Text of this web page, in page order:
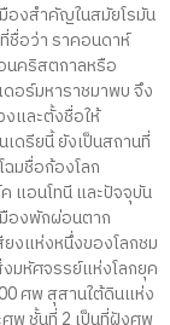
องสำคัญในสมัยโรมัน
ชื่อว่า ราคอนดาห์
นคริสตกาลหรือ
อร์มหาราชมาพบ จึง
งและตั้งชื่อให้
ดรียนี้ ยังเป็นสถานที่
มชื่อก้องโลก
แอนโทนี และปัจจุบัน
องพักผ่อนตาก
ยงแห่งหนึ่งของโลกชม
มหัศจรรย์แห่งโลกยุค
ศพ สุสานใต้ดินแห่ง